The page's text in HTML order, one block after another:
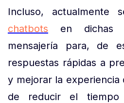
Incluso, actualmente
chatbots en dichas
mensajería para, de
respuestas rápidas a
y mejorar la experiencia
de reducir el